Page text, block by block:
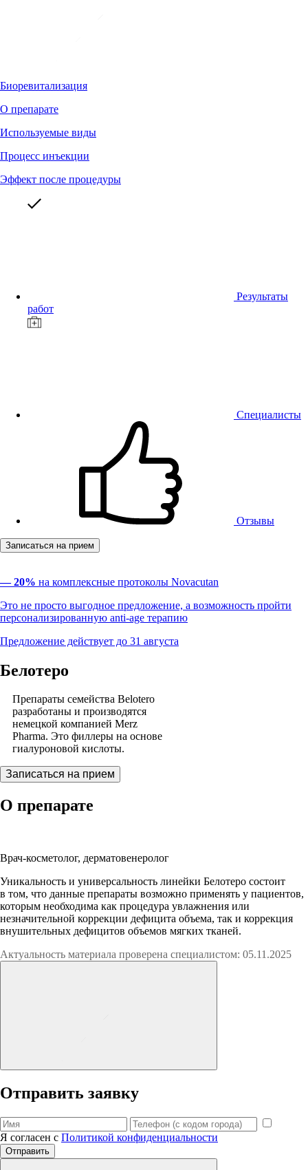
Биоревитализация
О препарате
Используемые виды
Процесс инъекции
Эффект после процедуры
Результаты
работ
Специалисты
Отзывы
Записаться на прием
— 20% на комплексные протоколы Novacutan
Это не просто выгодное предложение, а возможность пройти
персонализированную anti-age терапию
Предложение действует до 31 августа
Белотеро
Препараты семейства Belotero
разработаны и производятся
немецкой компанией Merz
Pharma. Это филлеры на основе
гиалуроновой кислоты.
Записаться на прием
О препарате
Врач-косметолог, дерматовенеролог
Уникальность и универсальность линейки Белотеро состоит
в том, что данные препараты возможно применять у пациентов,
которым необходима как процедура увлажнения или
незначительной коррекции дефицита объема, так и коррекция
внушительных дефицитов объемов мягких тканей.
Актуальность материала проверена специалистом: 05.11.2025
Отправить заявку
Я согласен с Политикой конфиденциальности
Отправить